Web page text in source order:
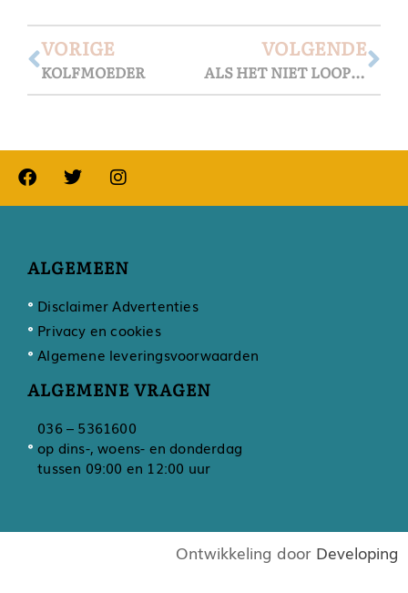
VORIGE
KOLFMOEDER
VOLGENDE
ALS HET NIET LOOPT ZOALS JE WILDE – EEN KEIZERSNEDE
ALGEMEEN
Disclaimer Advertenties
Privacy en cookies
Algemene leveringsvoorwaarden
ALGEMENE VRAGEN
036 – 5361600
op dins-, woens- en donderdag
tussen 09:00 en 12:00 uur
Ontwikkeling door Developing